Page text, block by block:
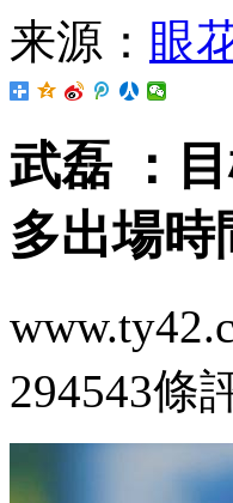
来源： 眼
武磊 
多出場時
294543條